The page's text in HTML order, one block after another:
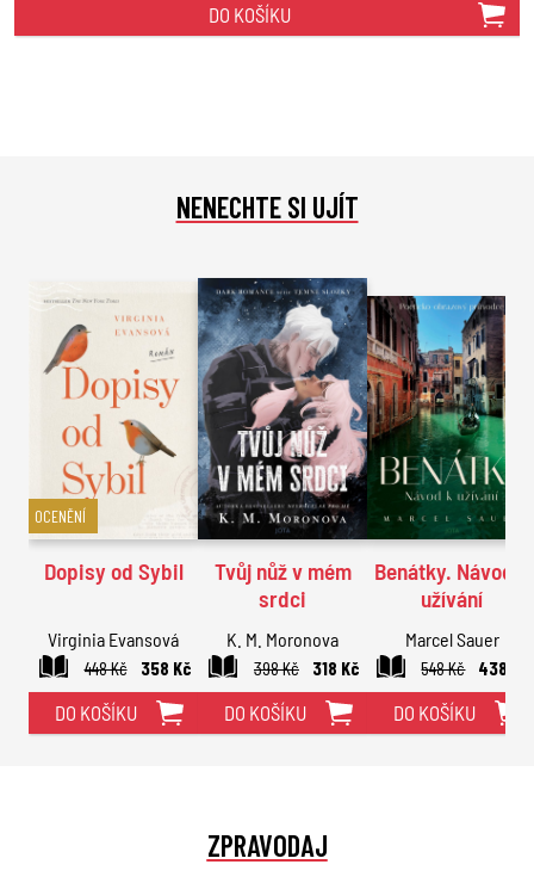
DO KOŠÍKU
NENECHTE SI UJÍT
OCENĚNÍ
Dopisy od Sybil
Virginia Evansová
448 Kč
358 Kč
DO KOŠÍKU
Tvůj nůž v mém
srdci
K. M. Moronova
398 Kč
318 Kč
DO KOŠÍKU
Benátky. Návod k
užívání
Marcel Sauer
548 Kč
438 Kč
DO KOŠÍKU
ZPRAVODAJ